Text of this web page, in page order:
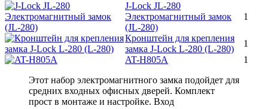
J-Lock JL-280
Электромагнитный замок
(JL-280)
1
Кронштейн для крепления
замка J-Lock L-280 (L-280)
1
AT-H805A
1
Этот набор электромагнитного замка подойдет для
средних входных офисных дверей. Комплект
прост в монтаже и настройке. Вход